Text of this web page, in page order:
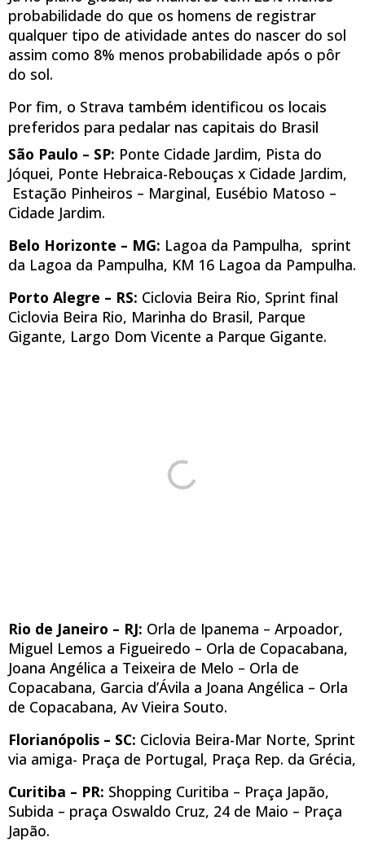
probabilidade do que os homens de registrar
qualquer tipo de atividade antes do nascer do sol
assim como 8% menos probabilidade após o pôr
do sol.
Por fim, o Strava também identificou os locais
preferidos para pedalar nas capitais do Brasil
São Paulo – SP: Ponte Cidade Jardim, Pista do
Jóquei, Ponte Hebraica-Rebouças x Cidade Jardim,
Estação Pinheiros – Marginal, Eusébio Matoso –
Cidade Jardim.
Belo Horizonte – MG: Lagoa da Pampulha, sprint
da Lagoa da Pampulha, KM 16 Lagoa da Pampulha.
Porto Alegre – RS: Ciclovia Beira Rio, Sprint final
Ciclovia Beira Rio, Marinha do Brasil, Parque
Gigante, Largo Dom Vicente a Parque Gigante.
Rio de Janeiro – RJ: Orla de Ipanema – Arpoador,
Miguel Lemos a Figueiredo – Orla de Copacabana,
Joana Angélica a Teixeira de Melo – Orla de
Copacabana, Garcia d’Ávila a Joana Angélica – Orla
de Copacabana, Av Vieira Souto.
Florianópolis – SC: Ciclovia Beira-Mar Norte, Sprint
via amiga- Praça de Portugal, Praça Rep. da Grécia,
Curitiba – PR: Shopping Curitiba – Praça Japão,
Subida – praça Oswaldo Cruz, 24 de Maio – Praça
Japão.